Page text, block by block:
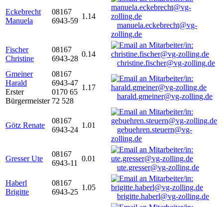
Eckebrecht
Manuela
08167
6943-59
1.14
manuela.eckebrecht@vg-
zolling.de
Fischer
Christine
08167
6943-28
0.14
christine.fischer@vg-zolling.de
Gmeiner
Harald
Erster
Bürgermeister
08167
6943-47
0170 65
72 528
1.17
harald.gmeiner@vg-zolling.de
Götz Renate
08167
6943-24
1.01
gebuehren.steuern@vg-
zolling.de
Gresser Ute
08167
6943-11
0.01
ute.gresser@vg-zolling.de
Haberl
Brigitte
08167
6943-25
1.05
brigitte.haberl@vg-zolling.de